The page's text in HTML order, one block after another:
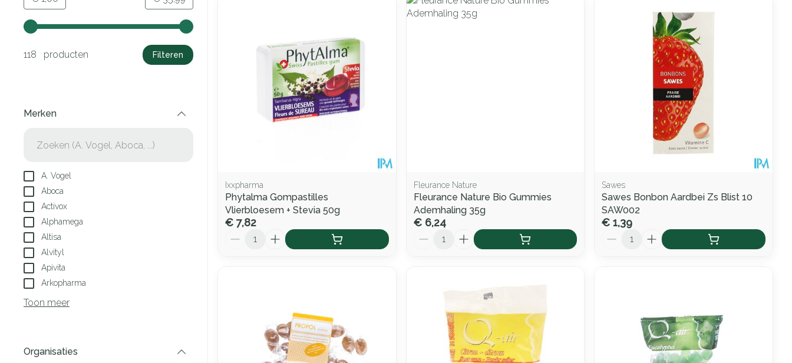
Gebruik de pijltjestoetsen links en rechts om de minimale en maximale prijswaarden aan te passen.
118 producten Filteren
Merken
A. Vogel
Aboca
Activox
Alphamega
Altisa
Alvityl
Apivita
Arkopharma
Toon meer
Organisaties
Ixxpharma
Phytalma Gompastilles
Vlierbloesem + Stevia 50g
€ 7,82
Fleurance Nature
Fleurance Nature Bio Gummies
Ademhaling 35g
€ 6,24
Sawes
Sawes Bonbon Aardbei Zs Blist 10
SAW002
€ 1,39